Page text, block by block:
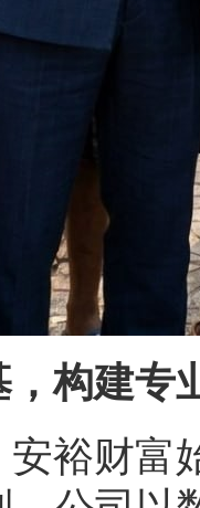
，构建专
裕财富